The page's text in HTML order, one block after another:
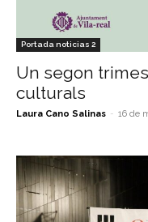
Portada noticias 2
Un segon
culturals
Laura Cano Salinas - 16 de